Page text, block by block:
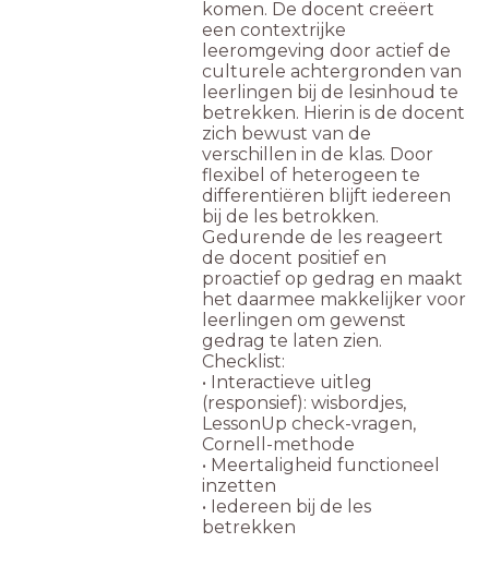
komen. De docent creëert
een contextrijke
leeromgeving door actief de
culturele achtergronden van
leerlingen bij de lesinhoud te
betrekken. Hierin is de docent
zich bewust van de
verschillen in de klas. Door
flexibel of heterogeen te
differentiëren blijft iedereen
bij de les betrokken.
Gedurende de les reageert
de docent positief en
proactief op gedrag en maakt
het daarmee makkelijker voor
leerlingen om gewenst
gedrag te laten zien.
Checklist:
• Interactieve uitleg
(responsief): wisbordjes,
LessonUp check-vragen,
Cornell-methode
• Meertaligheid functioneel
inzetten
• Iedereen bij de les
betrekken